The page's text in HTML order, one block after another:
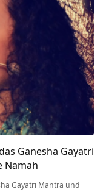
Ganesha Gayatri
Namah
Gayatri Mantra und